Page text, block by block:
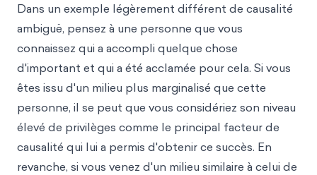
Dans un exemple légèrement différent de causalité
ambiguë, pensez à une personne que vous
connaissez qui a accompli quelque chose
d'important et qui a été acclamée pour cela. Si vous
êtes issu d'un milieu plus marginalisé que cette
personne, il se peut que vous considériez son niveau
élevé de privilèges comme le principal facteur de
causalité qui lui a permis d'obtenir ce succès. En
revanche, si vous venez d'un milieu similaire à celui de